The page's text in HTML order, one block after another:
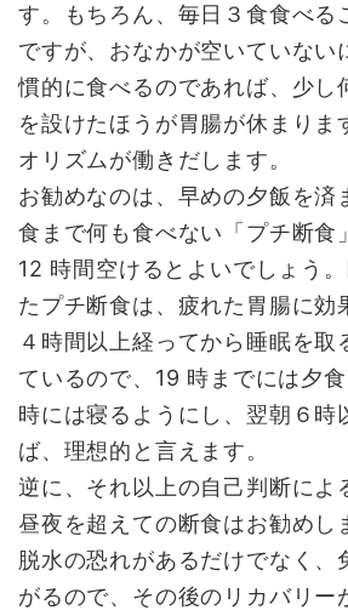
す。もちろん、毎日３食食べる
ですが、おなかが空いていない
慣的に食べるのであれば、少し
を設けたほうが胃腸が休まりま
オリズムが働きだします。
お勧めなのは、早めの夕飯を済
食まで何も食べない「プチ断食
12 時間空けるとよいでしょう
たプチ断食は、疲れた胃腸に効
４時間以上経ってから睡眠を取
ているので、19 時までには夕
時には寝るようにし、翌朝６時
ば、理想的と言えます。
逆に、それ以上の自己判断によ
昼夜を超えての断食はお勧めし
脱水の恐れがあるだけでなく、
がるので、その後のリカバリー